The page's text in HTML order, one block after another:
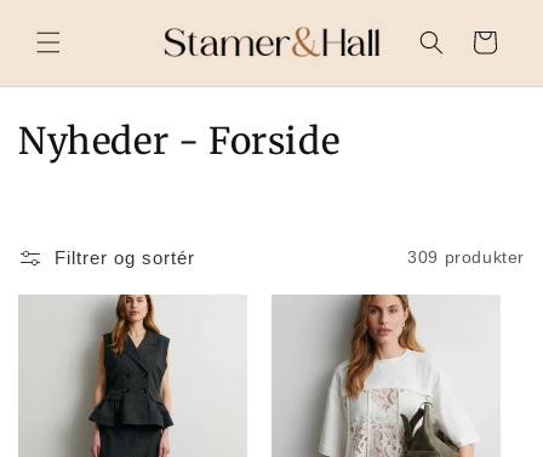
indhold
Indkøbskurv
K
Nyheder - Forside
Filtrer og sortér 309 produkter